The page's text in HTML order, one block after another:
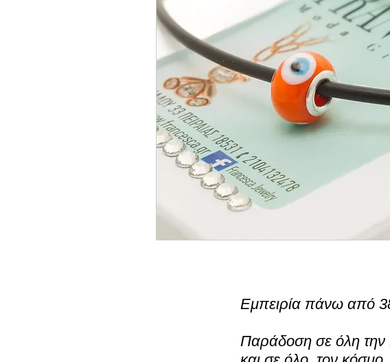
Εμπειρία πάνω από
Παράδοση σε όλη την